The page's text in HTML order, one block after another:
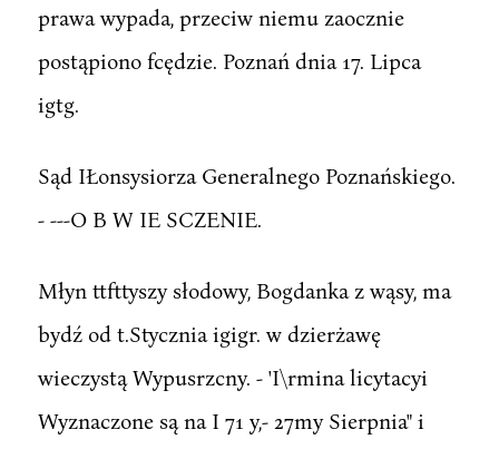
prawa wypada, przeciw niemu zaocznie
postąpiono fcędzie. Poznań dnia 17. Lipca
igtg.
Sąd IŁonsysiorza Generalnego Poznańskiego.
- ---O B W IE SCZENIE.
Młyn ttfttyszy słodowy, Bogdanka z wąsy, ma
bydź od t.Stycznia igigr. w dzierżawę
wieczystą Wypusrzcny. - 'I\rmina licytacyi
Wyznaczone są na I 71 y,- 27my Sierpnia" i